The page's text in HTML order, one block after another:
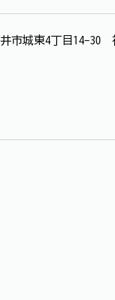
市城東4丁目14-30